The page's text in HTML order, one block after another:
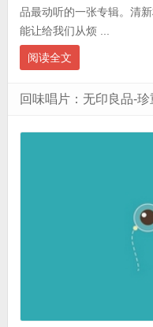
品最动听的一张专辑。清
能让给我们从烦 ...
阅读全文
回味唱片：无印良品-